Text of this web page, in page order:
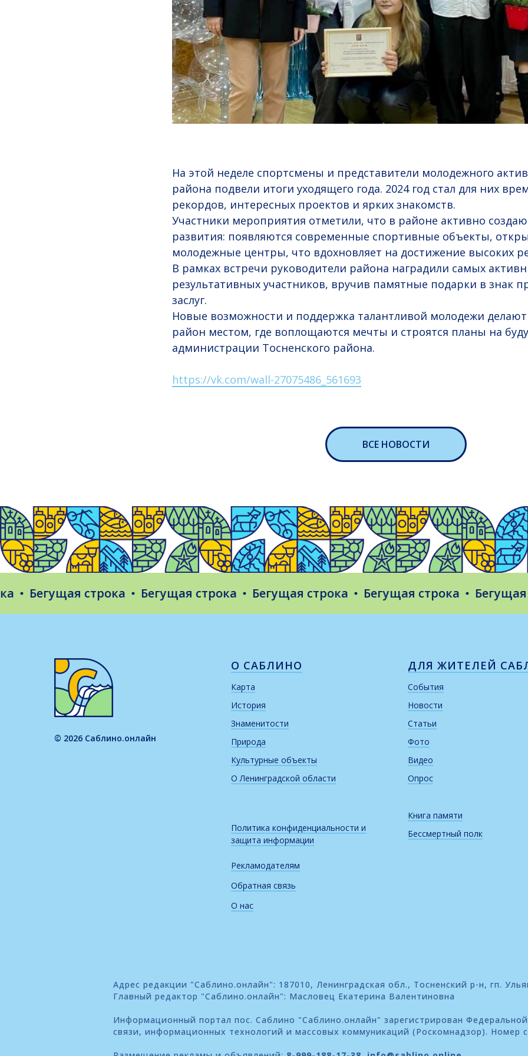
На этой неделе спортсмены и представители молодежного
района подвели итоги уходящего года. 2024 год стал для них
рекордов, интересных проектов и ярких знакомств.
Участники мероприятия отметили, что в районе активно
развития: появляются современные спортивные объекты,
молодежные центры, что вдохновляет на достижение высоких
В рамках встречи руководители района наградили самых
результативных участников, вручив памятные подарки в знак
заслуг.
Новые возможности и поддержка талантливой молодежи
район местом, где воплощаются мечты и строятся планы на
администрации Тосненского района.
https://vk.com/wall-27075486_561693
ВСЕ НОВОСТИ
Бегущая строка Бегущая строка Бегущая строка Бегущая строка Бегущая
© 2026 Саблино.онлайн
О САБЛИНО
Карта
История
Знаменитости
Природа
Культурные объекты
О Ленинградской области
Политика конфиденциальности и
защита информации
Рекламодателям
Обратная связь
О нас
ДЛЯ ЖИТЕЛЕЙ
События
Новости
Статьи
Фото
Видео
Опрос
Книга памяти
Бессмертный полк
Адрес редакции "Саблино.онлайн": 187010, Ленинградская обл., Тосненский р-н, гп.
Главный редактор "Саблино.онлайн": Масловец Екатерина Валентиновна
Информационный портал пос. Саблино "Саблино.онлайн" зарегистрирован
связи, информационных технологий и массовых коммуникаций (Роскомнадзор). Номер